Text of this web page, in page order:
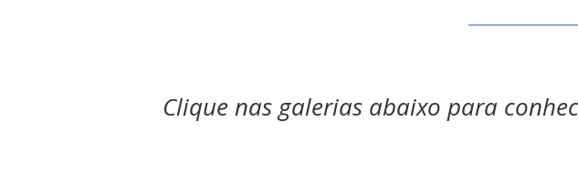
Clique nas galerias abaixo para